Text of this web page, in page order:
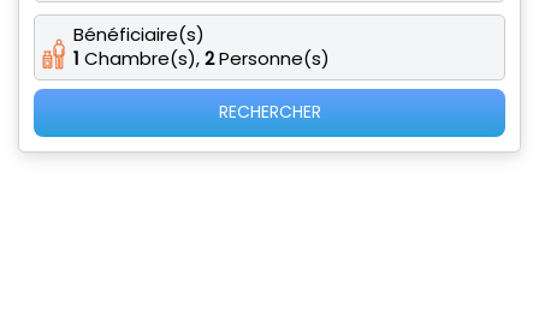
Bénéficiaire(s)
1 Chambre(s),2Personne(s)
RECHERCHER